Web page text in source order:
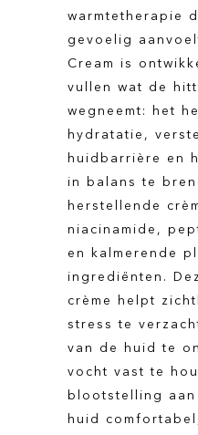
warmtetherapie
gevoelig
Cream is
vullen wat de
wegneemt: het
hydratatie,
huidbarrière en
in balans te
herstellende
niacinamide,
en kalmerende
ingrediënten.
crème helpt
stress te
van de huid te
vocht vast te
blootstelling
huid